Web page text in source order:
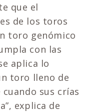
que el
de los toros
toro genómico
con las
aplica lo
toro lleno de
sus crías
explica de